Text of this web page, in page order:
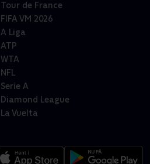
Tour de France
FIFA VM 2026
A Liga
ATP
WTA
NFL
Serie A
Diamond League
La Vuelta